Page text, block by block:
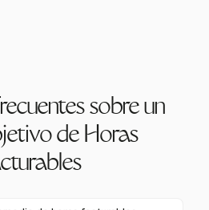
sobre un
de Horas